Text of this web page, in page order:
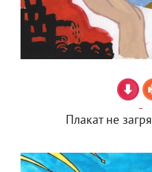
Плакат не